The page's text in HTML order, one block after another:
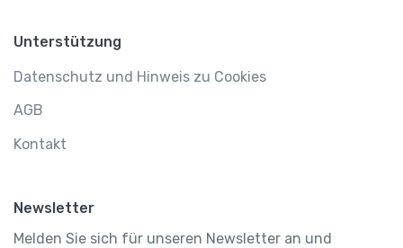
Unterstützung
Datenschutz und Hinweis zu Cookies
AGB
Kontakt
Newsletter
Melden Sie sich für unseren Newsletter an und